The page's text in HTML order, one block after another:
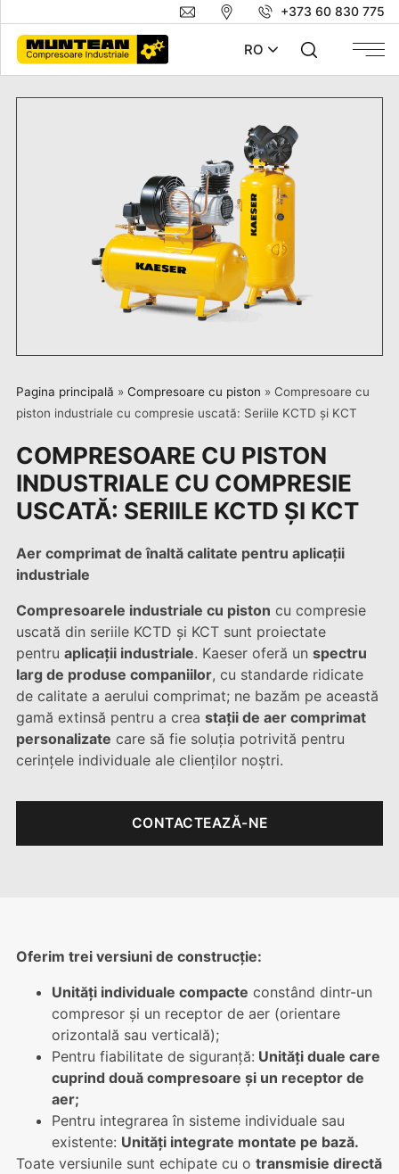
+373 60 830 775
RO
Pagina principală » Compresoare cu piston » Compresoare cu
piston industriale cu compresie uscată: Seriile KCTD şi KCT
COMPRESOARE CU PISTON
INDUSTRIALE CU COMPRESIE
USCATĂ: SERIILE KCTD ŞI KCT
Aer comprimat de înaltă calitate pentru aplicații
industriale
Compresoarele industriale cu piston cu compresie
uscată din seriile KCTD și KCT sunt proiectate
pentru aplicații industriale. Kaeser oferă un spectru
larg de produse companiilor, cu standarde ridicate
de calitate a aerului comprimat; ne bazăm pe această
gamă extinsă pentru a crea stații de aer comprimat
personalizate care să fie soluția potrivită pentru
cerințele individuale ale clienților noștri.
CONTACTEAZĂ-NE
Oferim trei versiuni de construcție:
Unități individuale compacte constând dintr-un
compresor și un receptor de aer (orientare
orizontală sau verticală);
Pentru fiabilitate de siguranță: Unități duale care
cuprind două compresoare și un receptor de
aer;
Pentru integrarea în sisteme individuale sau
existente: Unități integrate montate pe bază.
Toate versiunile sunt echipate cu o transmisie directă